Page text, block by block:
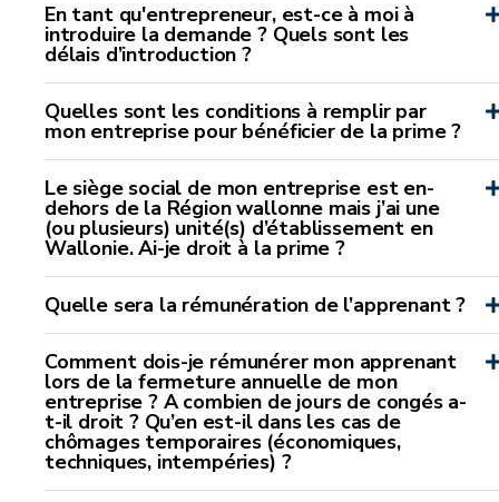
En tant qu'entrepreneur, est-ce à moi à
introduire la demande ? Quels sont les
délais d’introduction ?
Quelles sont les conditions à remplir par
mon entreprise pour bénéficier de la prime ?
Le siège social de mon entreprise est en-
dehors de la Région wallonne mais j’ai une
(ou plusieurs) unité(s) d’établissement en
Wallonie. Ai-je droit à la prime ?
Quelle sera la rémunération de l’apprenant ?
Comment dois-je rémunérer mon apprenant
lors de la fermeture annuelle de mon
entreprise ? A combien de jours de congés a-
t-il droit ? Qu’en est-il dans les cas de
chômages temporaires (économiques,
techniques, intempéries) ?